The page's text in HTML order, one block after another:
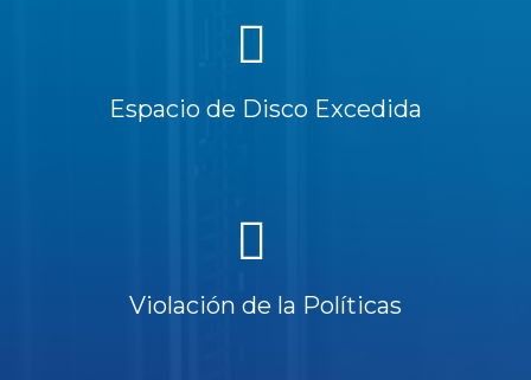
Espacio de Disco Excedida
Violación de la Políticas